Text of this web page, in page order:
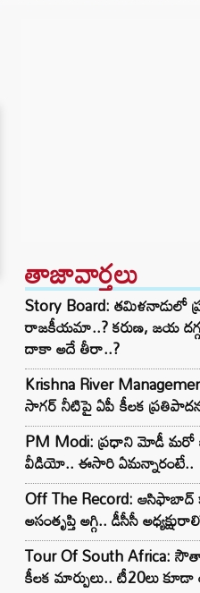
తాజావార్తలు
Story Board: తమిళనాడులో
రాజకీయమా..? కరుణ, జయ
దాకా అదే తీరా..?
Krishna River
సాగర్ నీటిపై ఏపీ కీలక
PM Modi: ప్రధాని మోడీ మరో
వీడియో.. ఈసారి ఏమన్నారంటే..
Off The Record:
అసంతృప్తి అగ్గి.. డీసీసీ
Tour Of South Africa:
కీలక మార్పులు.. టీ20లు కూడా